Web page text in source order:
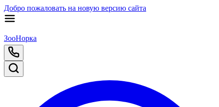
Добро пожаловать на новую версию сайта
ЗооНорка